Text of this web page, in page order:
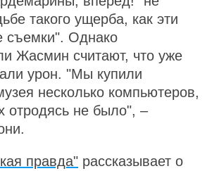
такого ущерба, как эти
съемки". Однако
Жасмин считают, что уже
урон. "Мы купили
несколько компьютеров,
отродясь не было", –
правда" рассказывает о